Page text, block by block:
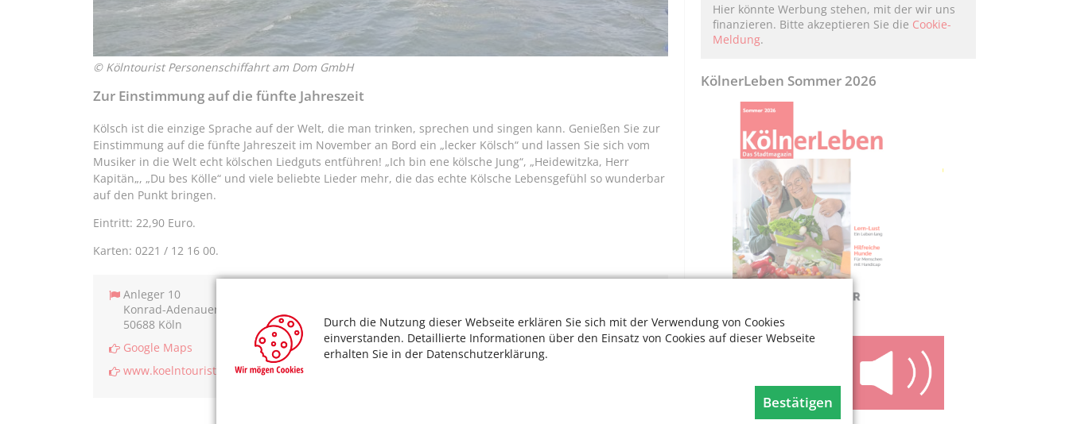
Durch die Nutzung dieser Webseite erklären Sie sich mit der Verwendung von Cookies
einverstanden. Detaillierte Informationen über den Einsatz von Cookies auf dieser Webseite
erhalten Sie in der Datenschutzerklärung.
Bestätigen
© Kölntourist Personenschiffahrt am Dom GmbH
Zur Einstimmung auf die fünfte Jahreszeit
Kölsch ist die einzige Sprache auf der Welt, die man trinken, sprechen und singen kann. Genießen Sie zur
Einstimmung auf die fünfte Jahreszeit im November an Bord ein „lecker Kölsch“ und lassen Sie sich vom
Musiker in die Welt echt kölschen Liedguts entführen! „Ich bin ene kölsche Jung“, „Heidewitzka, Herr
Kapitän„, „Du bes Kölle“ und viele beliebte Lieder mehr, die das echte Kölsche Lebensgefühl so wunderbar
auf den Punkt bringen.
Eintritt: 22,90 Euro.
Karten: 0221 / 12 16 00.
Anleger 10
Konrad-Adenauer-Ufer
50688 Köln
Google Maps
www.koelntourist.net
Bitte akzeptieren Sie dieCookie-Meldung
um den Google Maps Kartendienst zu
nutzen.
Hier könnte Werbung stehen, mit der wir uns
finanzieren. Bitte akzeptieren Sie die Cookie-
Meldung.
KölnerLeben Sommer 2026